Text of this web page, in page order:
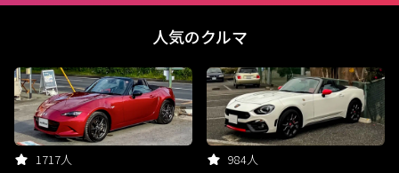
人気のクルマ
1717人 984人